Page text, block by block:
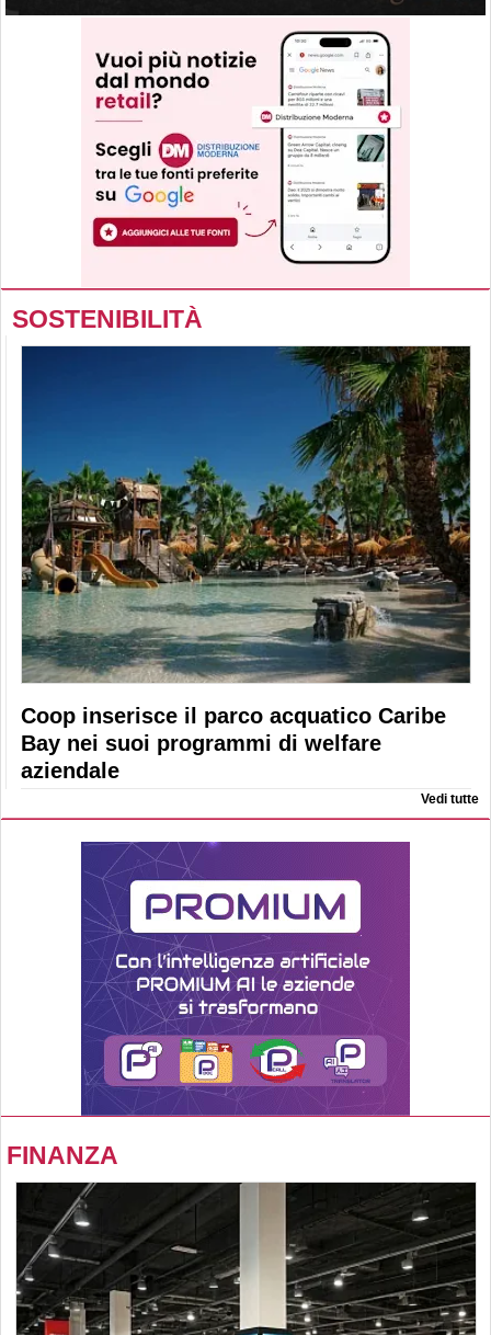
SOSTENIBILITÀ
Coop inserisce il parco acquatico Caribe
Bay nei suoi programmi di welfare
aziendale
Vedi tutte
FINANZA